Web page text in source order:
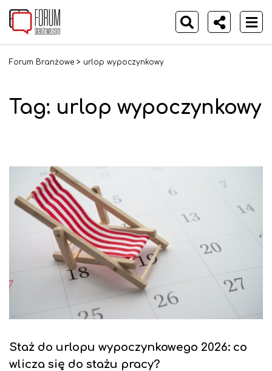
Forum Branżowe > urlop wypoczynkowy
Tag: urlop wypoczynkowy
Staż do urlopu wypoczynkowego 2026: co
wlicza się do stażu pracy?